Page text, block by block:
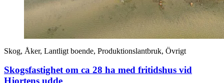
Skog, Åker, Lantligt boende, Produktionslantbruk, Övrigt
Skogsfastighet om ca 28 ha med fritidshus vid